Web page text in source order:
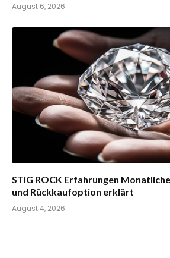
August 6, 2026
STIG ROCK Erfahrungen
und Rückkaufoption erklärt
August 4, 2026